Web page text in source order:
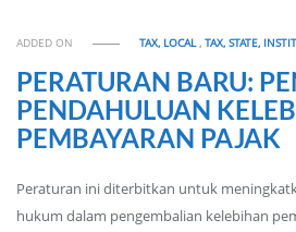
ADDED ON TAX, LOCAL,TAX, STATE,
PERATURAN BARU:
PENDAHULUAN
PEMBAYARAN PAJAK
Peraturan ini diterbitkan untuk
hukum dalam pengembalian kelebihan